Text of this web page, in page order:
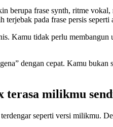
berupa frase synth, ritme
pada frase persis
Kamu tidak perlu
dengan cepat. Kamu
terasa milikmu
seperti versi milikmu.